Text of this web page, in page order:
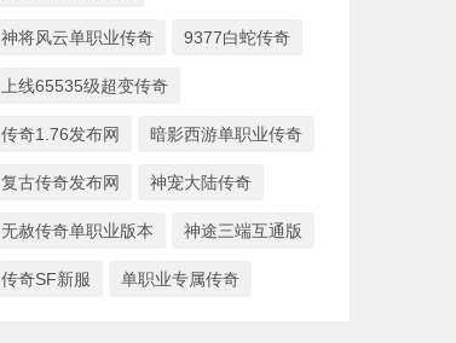
神将风云单职业传奇 9377白蛇传奇
上线65535级超变传奇
传奇1.76发布网 暗影西游单职业传奇
复古传奇发布网 神宠大陆传奇
无赦传奇单职业版本 神途三端互通版
传奇SF新服 单职业专属传奇